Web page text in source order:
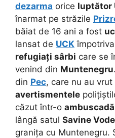
dezarma orice luptător
înarmat pe străzile
băiat de 16 ani a fost
lansat de UCK
refugiați sârbi care se
venind din Muntenegru
din Pec, care nu au
avertismentele
căzut într-o ambuscadă
lângă satul Savine Vode
granița cu Muntenegru.